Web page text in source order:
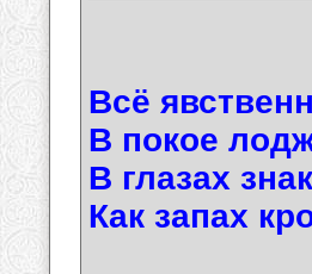
Всё
В покое
В глазах
Как запах